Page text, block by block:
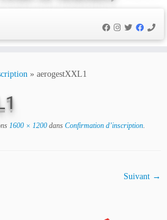
» aerogestXXL1
1600 × 1200 dans Confirmation d’inscription.
Suivant →